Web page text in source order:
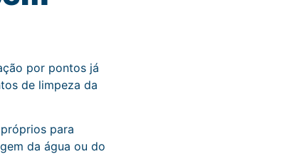
por pontos já
de limpeza da
para
da água ou do